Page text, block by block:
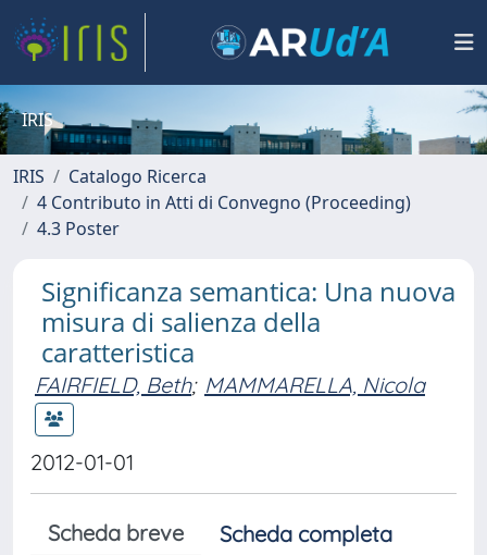
IRIS
IRIS
Catalogo Ricerca
4 Contributo in Atti di Convegno (Proceeding)
4.3 Poster
Significanza semantica: Una nuova
misura di salienza della
caratteristica
FAIRFIELD, Beth; MAMMARELLA, Nicola
2012-01-01
Scheda breve
Scheda completa